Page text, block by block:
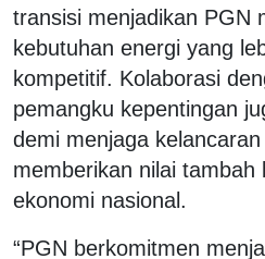
transisi menjadikan PGN
kebutuhan energi yang
kompetitif. Kolaborasi
pemangku kepentingan
demi menjaga
memberikan nilai tambah
ekonomi nasional.
“PGN berkomitmen